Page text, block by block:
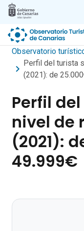
Skip to main content
Observatorio
Perfil del turista
(2021): de
Perfil
nivel de
(2021):
49.999€